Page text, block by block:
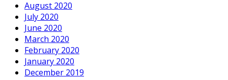
August 2020
July 2020
June 2020
March 2020
February 2020
January 2020
December 2019